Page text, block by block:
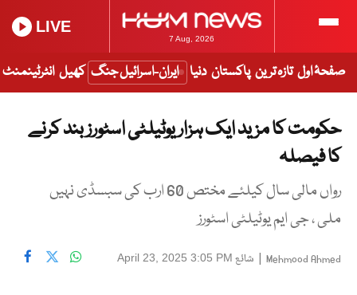
7 Aug, 2026
LIVE
صفحۂ اول تازہ ترین پاکستان دنیا ایران-اسرائیل جنگ کھیل انٹرٹینمنٹ
حکومت کا مزید ایک ہزار یوٹیلٹی اسٹورز بند کرنے
کا فیصلہ
رواں مالی سال کیلئے مختص 60 ارب کی سبسڈی نہیں
ملی ، جی ایم یوٹیلٹی اسٹورز
Mehmood Ahmed
| شائع April 23, 2025 3:05 PM